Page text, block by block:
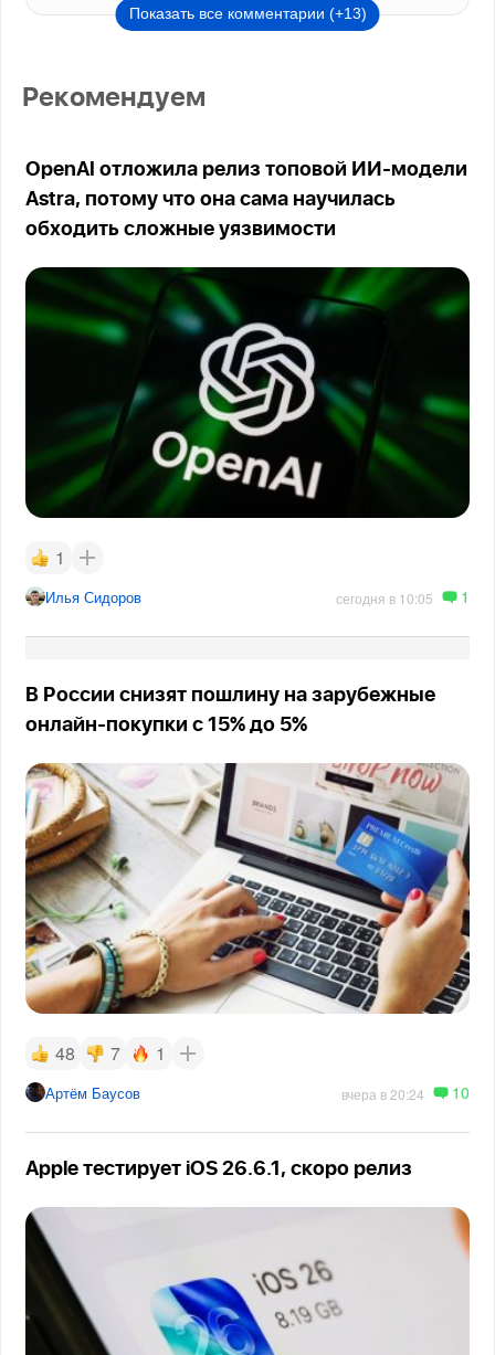
Показать все комментарии (+13)
Рекомендуем
OpenAI отложила релиз топовой ИИ-модели
Astra, потому что она сама научилась
обходить сложные уязвимости
1
Илья Сидоров сегодня в 10:05 1
В России снизят пошлину на зарубежные
онлайн-покупки с 15% до 5%
48 7 1
Артём Баусов вчера в 20:24 10
Apple тестирует iOS 26.6.1, скоро релиз